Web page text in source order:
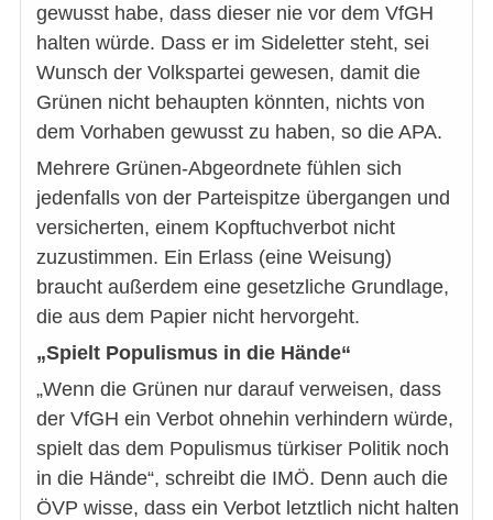
gewusst habe, dass dieser nie vor dem VfGH
halten würde. Dass er im Sideletter steht, sei
Wunsch der Volkspartei gewesen, damit die
Grünen nicht behaupten könnten, nichts von
dem Vorhaben gewusst zu haben, so die APA.
Mehrere Grünen-Abgeordnete fühlen sich
jedenfalls von der Parteispitze übergangen und
versicherten, einem Kopftuchverbot nicht
zuzustimmen. Ein Erlass (eine Weisung)
braucht außerdem eine gesetzliche Grundlage,
die aus dem Papier nicht hervorgeht.
„Spielt Populismus in die Hände“
„Wenn die Grünen nur darauf verweisen, dass
der VfGH ein Verbot ohnehin verhindern würde,
spielt das dem Populismus türkiser Politik noch
in die Hände“, schreibt die IMÖ. Denn auch die
ÖVP wisse, dass ein Verbot letztlich nicht halten